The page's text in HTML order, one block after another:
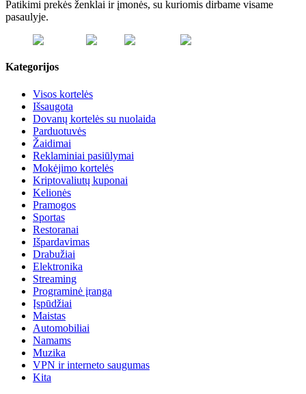
Patikimi prekės ženklai ir įmonės, su kuriomis dirbame visame
pasaulyje.
Kategorijos
Visos kortelės
Išsaugota
Dovanų kortelės su nuolaida
Parduotuvės
Žaidimai
Reklaminiai pasiūlymai
Mokėjimo kortelės
Kriptovaliutų kuponai
Kelionės
Pramogos
Sportas
Restoranai
Išpardavimas
Drabužiai
Elektronika
Streaming
Programinė įranga
Įspūdžiai
Maistas
Automobiliai
Namams
Muzika
VPN ir interneto saugumas
Kita